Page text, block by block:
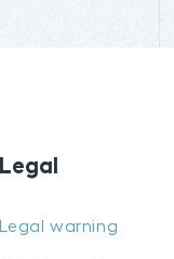
Legal
Legal warning